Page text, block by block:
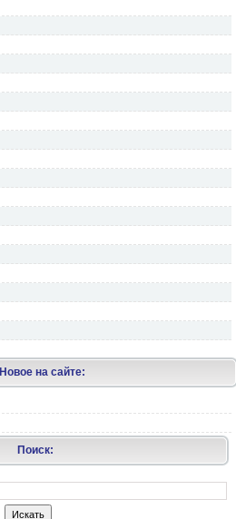
Новое на сайте:
Поиск: